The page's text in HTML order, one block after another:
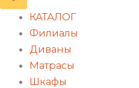
КАТАЛОГ
Филиалы
Диваны
Матрасы
Шкафы